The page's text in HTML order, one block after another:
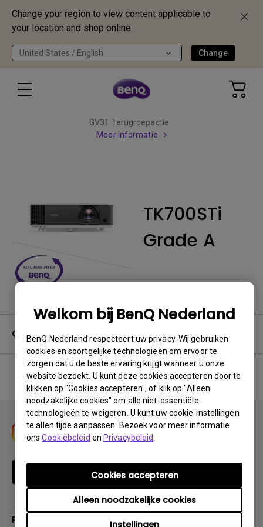
Change your region to view content applicable to
your location and shop online.
United States / English Change
Welkom bij BenQ Nederland
BenQ Nederland respecteert uw privacy. Wij gebruiken
cookies en soortgelijke technologieën om ervoor te
zorgen dat u de beste ervaring krijgt wanneer u onze
website bezoekt. U kunt deze cookies accepteren door te
klikken op "Cookies accepteren", of klik op "Alleen
noodzakelijke cookies" om alle niet-essentiële
technologieën te weigeren. U kunt uw cookie-instellingen
te allen tijde aanpassen. Bezoek voor meer informatie
onsCookiebeleid enPrivacybeleid
Instellingen
Alleen noodzakelijke cookies
Cookies accepteren
GV31 Terugroepactie
Meer informatie
TK700STi
Grade A
Garantie
No related warranty information
Schrijf je in
Producten